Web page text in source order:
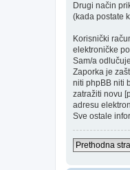
Drugi način
(kada postate
Korisnički
elektroničke
Sam/a
Zaporka je
niti phpBB niti
zatražiti novu
adresu
Sve ostale
Prethodna